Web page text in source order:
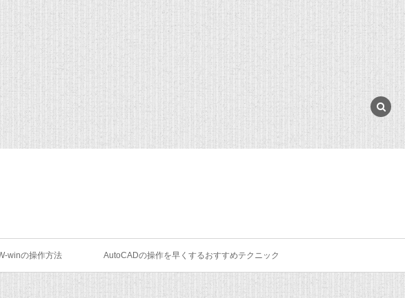
winの操作方法 AutoCADの操作を早くするおすすめテクニック